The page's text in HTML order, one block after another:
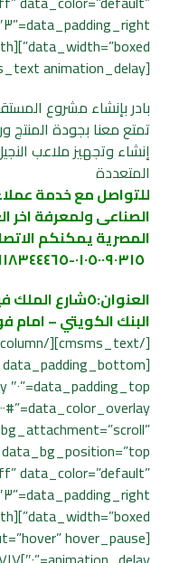
[cmsms_text animation_delay=”٠″]
بادر بإنشاء مشروع
تمتع معنا بجودة المنتج
إنشاء وتجهيز ملاعب
المتعددة
للتواصل مع خدمة
الصناعى ولمعرفة
المصرية يمكنكم
٠١٠٥٠٠٩٠٣١٥-٠١١١٨٣٤٤٤٦٥
البنك الكويتي – امام
data_color=”default”